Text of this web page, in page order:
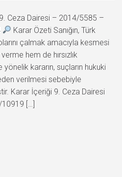
Ceza Dairesi – 2014/5585 –
Karar Özeti Sanığın, Türk
çalmak amacıyla kesmesi
hem de hırsızlık
kararın, suçların hukuki
verilmesi sebebiyle
Karar İçeriği 9. Ceza Dairesi
[…]